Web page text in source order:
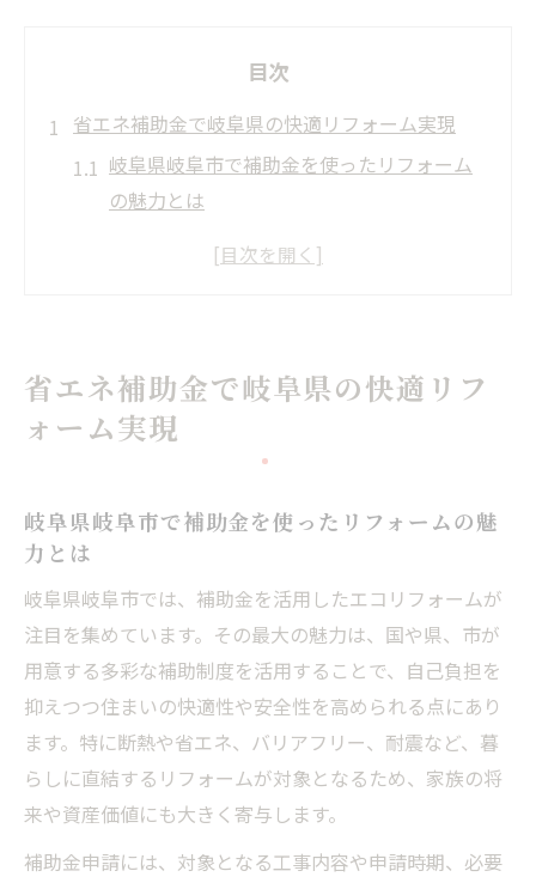
目次
省エネ補助金で岐阜県の快適リフォーム実現
岐阜県岐阜市で補助金を使ったリフォーム
の魅力とは
岐阜県 窓補助金を活用した断熱対策の基本
術
宅配ボックス 補助金 岐阜を活かした利便性
岐阜市の補助金を活用した断熱工事の進め方
解説
二重窓補助金 岐阜県で断熱性能を最大化す
るコツ
岐阜県 窓補助金でお得にリフォームを進め
る方法
岐阜県岐阜市で補助金を使った断熱工事の
流れ
宅配ボックス 補助金 岐阜の併用メリットも
省エネ補助金で岐阜県の快適リフ
ォーム実現
岐阜県岐阜市で補助金を使ったリフォームの魅
力とは
岐阜県岐阜市では、補助金を活用したエコリフォームが
注目を集めています。その最大の魅力は、国や県、市が
用意する多彩な補助制度を活用することで、自己負担を
抑えつつ住まいの快適性や安全性を高められる点にあり
ます。特に断熱や省エネ、バリアフリー、耐震など、暮
らしに直結するリフォームが対象となるため、家族の将
来や資産価値にも大きく寄与します。
補助金申請には、対象となる工事内容や申請時期、必要